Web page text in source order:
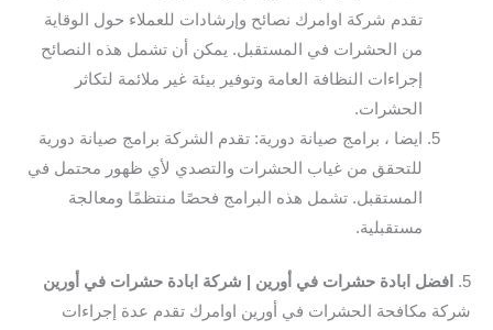
تقدم شركة اوامرك نصائح وإرشادات للعملاء حول الوقاية
من الحشرات في المستقبل. يمكن أن تشمل هذه النصائح
إجراءات النظافة العامة وتوفير بيئة غير ملائمة لتكاثر
الحشرات.
ايضا ، برامج صيانة دورية: تقدم الشركة برامج صيانة دورية
للتحقق من غياب الحشرات والتصدي لأي ظهور محتمل في
المستقبل. تشمل هذه البرامج فحصًا منتظمًا ومعالجة
مستقبلية.
5.
افضل ابادة حشرات في أورين | شركة ابادة حشرات في أورين
شركة مكافحة الحشرات في أورين اوامرك تقدم عدة إجراءات